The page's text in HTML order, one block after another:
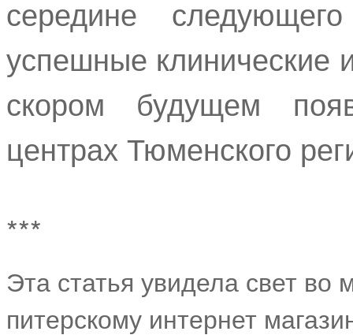
середине
успешные клинические
скором будущем
центрах Тюменского
***
Эта статья увидела свет во
питерскому интернет